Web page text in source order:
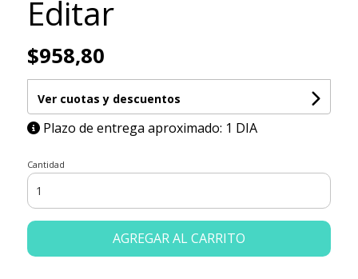
Editar
$958,80
Ver cuotas y descuentos
Plazo de entrega aproximado: 1 DIA
Cantidad
AGREGAR AL CARRITO